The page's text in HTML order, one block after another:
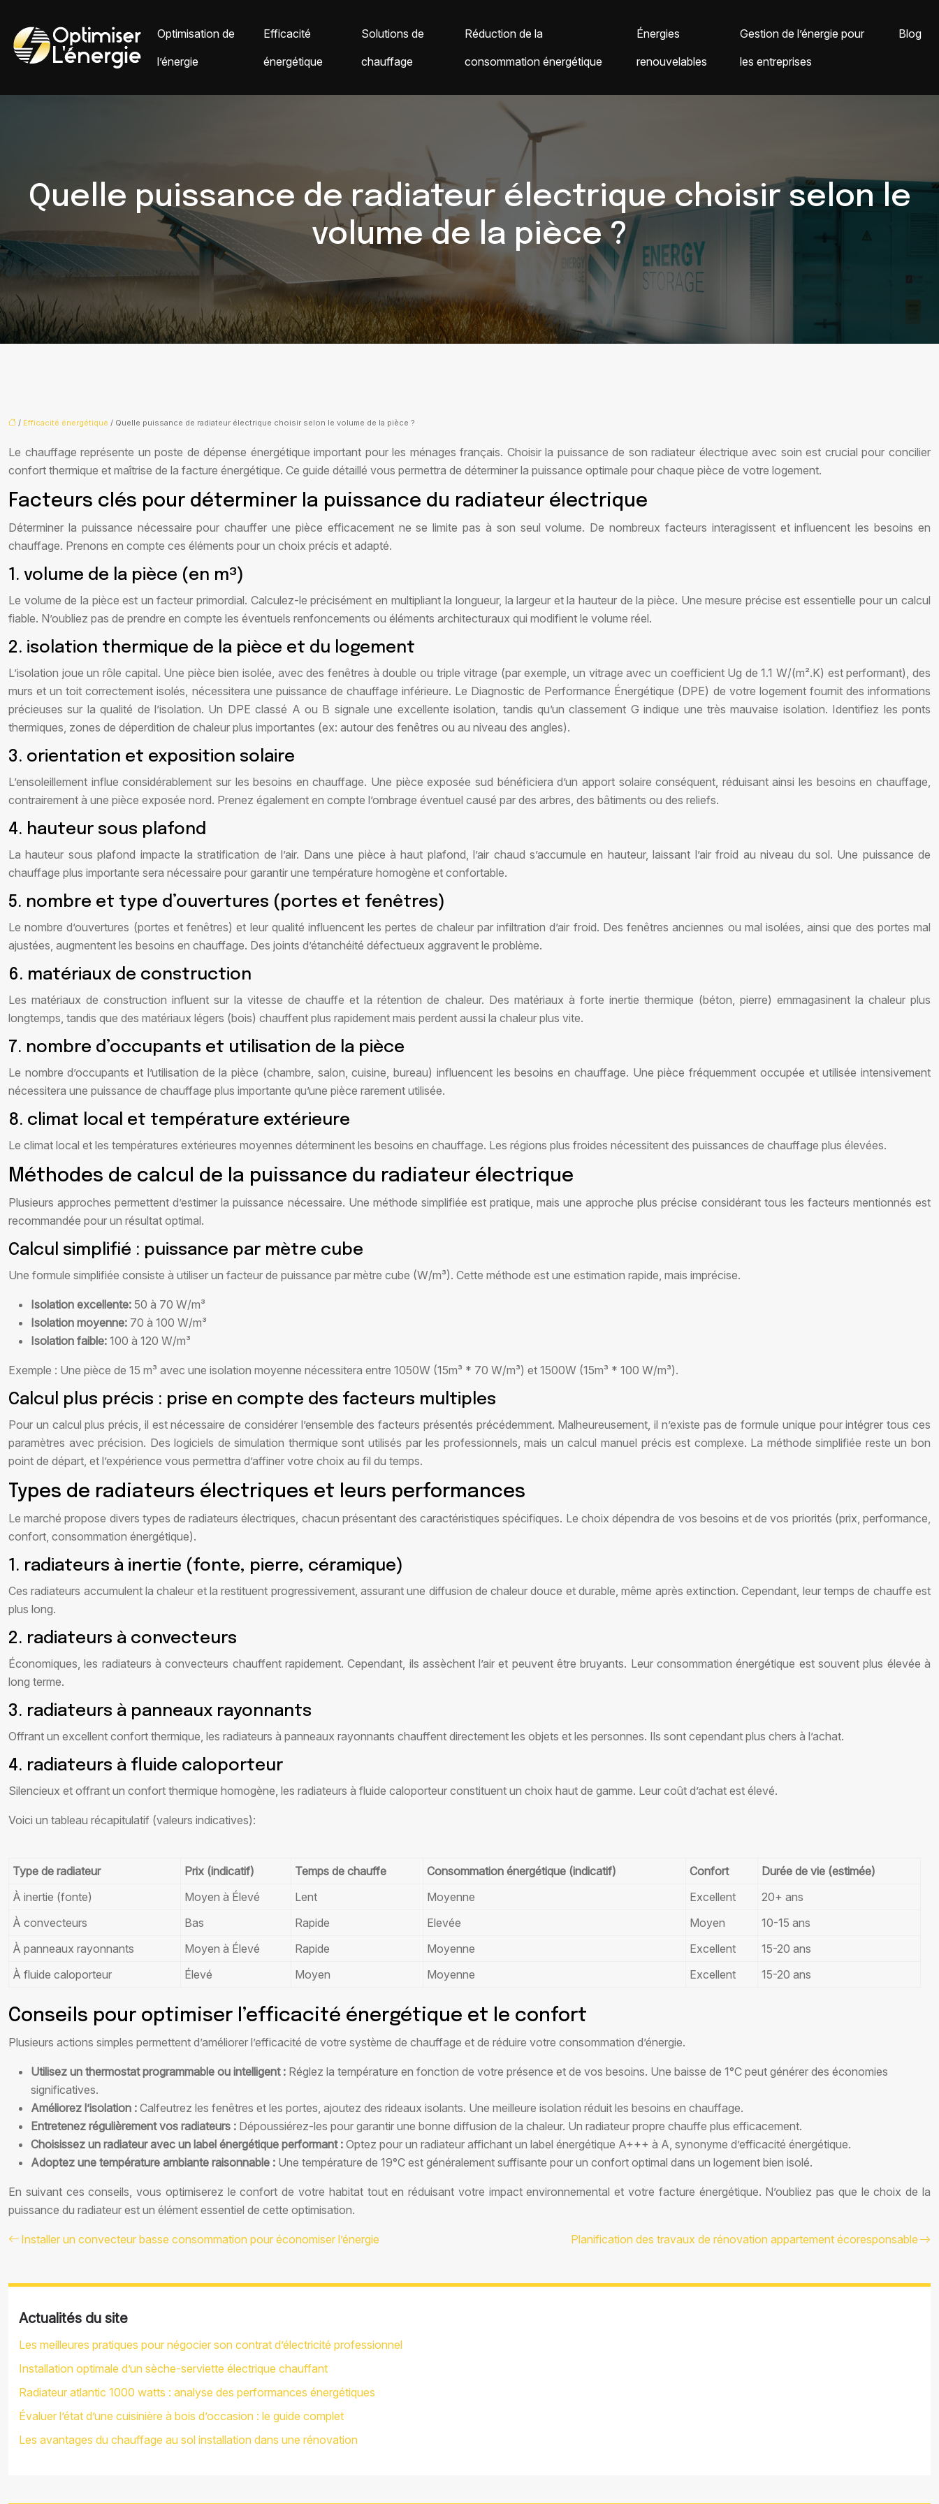
Optimisation de
l’énergie
Efficacité
énergétique
Solutions de
chauffage
Réduction de la
consommation énergétique
Énergies
renouvelables
Gestion de l’énergie pour
les entreprises
Blog
Quelle puissance de radiateur électrique choisir selon le
volume de la pièce ?
/ Efficacité énergétique / Quelle puissance de radiateur électrique choisir selon le volume de la pièce ?
Le chauffage représente un poste de dépense énergétique important pour les ménages français. Choisir la puissance de son radiateur électrique avec soin est crucial pour concilier
confort thermique et maîtrise de la facture énergétique. Ce guide détaillé vous permettra de déterminer la puissance optimale pour chaque pièce de votre logement.
Facteurs clés pour déterminer la puissance du radiateur électrique
Déterminer la puissance nécessaire pour chauffer une pièce efficacement ne se limite pas à son seul volume. De nombreux facteurs interagissent et influencent les besoins en
chauffage. Prenons en compte ces éléments pour un choix précis et adapté.
1. volume de la pièce (en m³)
Le volume de la pièce est un facteur primordial. Calculez-le précisément en multipliant la longueur, la largeur et la hauteur de la pièce. Une mesure précise est essentielle pour un calcul
fiable. N’oubliez pas de prendre en compte les éventuels renfoncements ou éléments architecturaux qui modifient le volume réel.
2. isolation thermique de la pièce et du logement
L’isolation joue un rôle capital. Une pièce bien isolée, avec des fenêtres à double ou triple vitrage (par exemple, un vitrage avec un coefficient Ug de 1.1 W/(m².K) est performant), des
murs et un toit correctement isolés, nécessitera une puissance de chauffage inférieure. Le Diagnostic de Performance Énergétique (DPE) de votre logement fournit des informations
précieuses sur la qualité de l’isolation. Un DPE classé A ou B signale une excellente isolation, tandis qu’un classement G indique une très mauvaise isolation. Identifiez les ponts
thermiques, zones de déperdition de chaleur plus importantes (ex: autour des fenêtres ou au niveau des angles).
3. orientation et exposition solaire
L’ensoleillement influe considérablement sur les besoins en chauffage. Une pièce exposée sud bénéficiera d’un apport solaire conséquent, réduisant ainsi les besoins en chauffage,
contrairement à une pièce exposée nord. Prenez également en compte l’ombrage éventuel causé par des arbres, des bâtiments ou des reliefs.
4. hauteur sous plafond
La hauteur sous plafond impacte la stratification de l’air. Dans une pièce à haut plafond, l’air chaud s’accumule en hauteur, laissant l’air froid au niveau du sol. Une puissance de
chauffage plus importante sera nécessaire pour garantir une température homogène et confortable.
5. nombre et type d’ouvertures (portes et fenêtres)
Le nombre d’ouvertures (portes et fenêtres) et leur qualité influencent les pertes de chaleur par infiltration d’air froid. Des fenêtres anciennes ou mal isolées, ainsi que des portes mal
ajustées, augmentent les besoins en chauffage. Des joints d’étanchéité défectueux aggravent le problème.
6. matériaux de construction
Les matériaux de construction influent sur la vitesse de chauffe et la rétention de chaleur. Des matériaux à forte inertie thermique (béton, pierre) emmagasinent la chaleur plus
longtemps, tandis que des matériaux légers (bois) chauffent plus rapidement mais perdent aussi la chaleur plus vite.
7. nombre d’occupants et utilisation de la pièce
Le nombre d’occupants et l’utilisation de la pièce (chambre, salon, cuisine, bureau) influencent les besoins en chauffage. Une pièce fréquemment occupée et utilisée intensivement
nécessitera une puissance de chauffage plus importante qu’une pièce rarement utilisée.
8. climat local et température extérieure
Le climat local et les températures extérieures moyennes déterminent les besoins en chauffage. Les régions plus froides nécessitent des puissances de chauffage plus élevées.
Méthodes de calcul de la puissance du radiateur électrique
Plusieurs approches permettent d’estimer la puissance nécessaire. Une méthode simplifiée est pratique, mais une approche plus précise considérant tous les facteurs mentionnés est
recommandée pour un résultat optimal.
Calcul simplifié : puissance par mètre cube
Une formule simplifiée consiste à utiliser un facteur de puissance par mètre cube (W/m³). Cette méthode est une estimation rapide, mais imprécise.
Isolation excellente: 50 à 70 W/m³
Isolation moyenne: 70 à 100 W/m³
Isolation faible: 100 à 120 W/m³
Exemple : Une pièce de 15 m³ avec une isolation moyenne nécessitera entre 1050W (15m³ * 70 W/m³) et 1500W (15m³ * 100 W/m³).
Calcul plus précis : prise en compte des facteurs multiples
Pour un calcul plus précis, il est nécessaire de considérer l’ensemble des facteurs présentés précédemment. Malheureusement, il n’existe pas de formule unique pour intégrer tous ces
paramètres avec précision. Des logiciels de simulation thermique sont utilisés par les professionnels, mais un calcul manuel précis est complexe. La méthode simplifiée reste un bon
point de départ, et l’expérience vous permettra d’affiner votre choix au fil du temps.
Types de radiateurs électriques et leurs performances
Le marché propose divers types de radiateurs électriques, chacun présentant des caractéristiques spécifiques. Le choix dépendra de vos besoins et de vos priorités (prix, performance,
confort, consommation énergétique).
1. radiateurs à inertie (fonte, pierre, céramique)
Ces radiateurs accumulent la chaleur et la restituent progressivement, assurant une diffusion de chaleur douce et durable, même après extinction. Cependant, leur temps de chauffe est
plus long.
2. radiateurs à convecteurs
Économiques, les radiateurs à convecteurs chauffent rapidement. Cependant, ils assèchent l’air et peuvent être bruyants. Leur consommation énergétique est souvent plus élevée à
long terme.
3. radiateurs à panneaux rayonnants
Offrant un excellent confort thermique, les radiateurs à panneaux rayonnants chauffent directement les objets et les personnes. Ils sont cependant plus chers à l’achat.
4. radiateurs à fluide caloporteur
Silencieux et offrant un confort thermique homogène, les radiateurs à fluide caloporteur constituent un choix haut de gamme. Leur coût d’achat est élevé.
Voici un tableau récapitulatif (valeurs indicatives):
Type de radiateur Prix (indicatif) Temps de chauffe Consommation énergétique (indicatif) Confort
Durée de vie (estimée)
À inertie (fonte)
Moyen à Élevé Lent Moyenne Excellent
20+ ans
À convecteurs
Bas Rapide Elevée Moyen
10-15 ans
À panneaux rayonnants
Moyen à Élevé Rapide Moyenne Excellent
15-20 ans
À fluide caloporteur
Élevé Moyen Moyenne Excellent 15-20 ans
Conseils pour optimiser l’efficacité énergétique et le confort
Plusieurs actions simples permettent d’améliorer l’efficacité de votre système de chauffage et de réduire votre consommation d’énergie.
Utilisez un thermostat programmable ou intelligent : Réglez la température en fonction de votre présence et de vos besoins. Une baisse de 1°C peut générer des économies
significatives.
Améliorez l’isolation : Calfeutrez les fenêtres et les portes, ajoutez des rideaux isolants. Une meilleure isolation réduit les besoins en chauffage.
Entretenez régulièrement vos radiateurs : Dépoussiérez-les pour garantir une bonne diffusion de la chaleur. Un radiateur propre chauffe plus efficacement.
Choisissez un radiateur avec un label énergétique performant : Optez pour un radiateur affichant un label énergétique A+++ à A, synonyme d’efficacité énergétique.
Adoptez une température ambiante raisonnable : Une température de 19°C est généralement suffisante pour un confort optimal dans un logement bien isolé.
En suivant ces conseils, vous optimiserez le confort de votre habitat tout en réduisant votre impact environnemental et votre facture énergétique. N’oubliez pas que le choix de la
puissance du radiateur est un élément essentiel de cette optimisation.
Installer un convecteur basse consommation pour économiser l’énergie Planification des travaux de rénovation appartement écoresponsable
Actualités du site
Les meilleures pratiques pour négocier son contrat d’électricité professionnel
Installation optimale d’un sèche-serviette électrique chauffant
Radiateur atlantic 1000 watts : analyse des performances énergétiques
Évaluer l’état d’une cuisinière à bois d’occasion : le guide complet
Les avantages du chauffage au sol installation dans une rénovation